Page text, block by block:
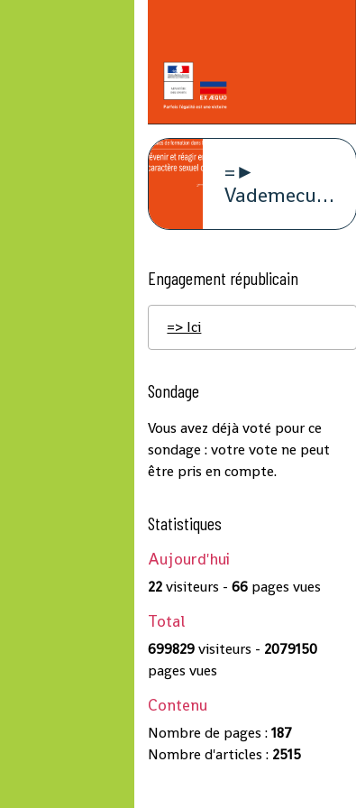
=►
Vademecum
Engagement républicain
=> Ici
Sondage
Vous avez déjà voté pour ce
sondage : votre vote ne peut
être pris en compte.
Statistiques
Aujourd'hui
22visiteurs -66 pages vues
Total
699829visiteurs - 2079150
pages vues
Contenu
Nombre de pages :187
Nombre d'articles : 2515